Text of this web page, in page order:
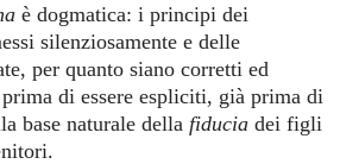
è dogmatica: i principi dei
silenziosamente e delle
per quanto siano corretti ed
di essere espliciti, già prima di
base naturale della fiducia dei figli